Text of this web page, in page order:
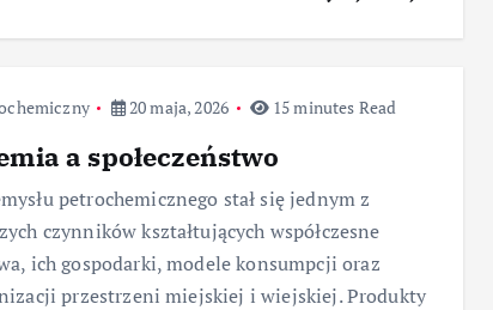
20 maja, 2026 15 minutes Read
a społeczeństwo
petrochemicznego stał się jednym z
czynników kształtujących współczesne
ich gospodarki, modele konsumpcji oraz
przestrzeni miejskiej i wiejskiej. Produkty